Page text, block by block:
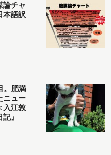
論チャ
本語訳
。肥満
ニュー
入江敦
』